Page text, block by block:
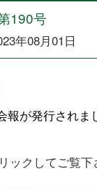
190号
年08月01日
報が発行されま
ックしてご覧下